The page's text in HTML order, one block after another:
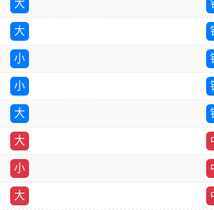
大
大
小
小
大
大
小
大